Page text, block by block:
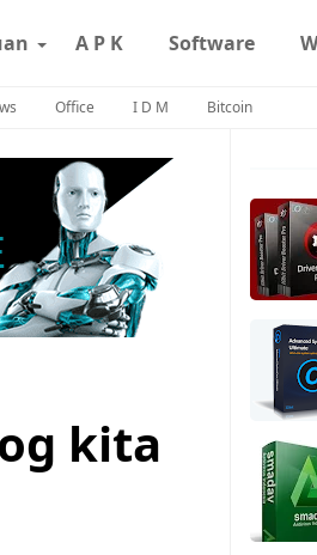
A P K Software
Office I D M Bitcoin
kita